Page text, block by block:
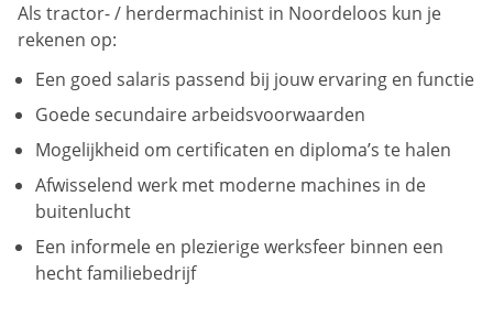
Als tractor- / herdermachinist in Noordeloos kun je
rekenen op:
Een goed salaris passend bij jouw ervaring en functie
Goede secundaire arbeidsvoorwaarden
Mogelijkheid om certificaten en diploma’s te halen
Afwisselend werk met moderne machines in de
buitenlucht
Een informele en plezierige werksfeer binnen een
hecht familiebedrijf